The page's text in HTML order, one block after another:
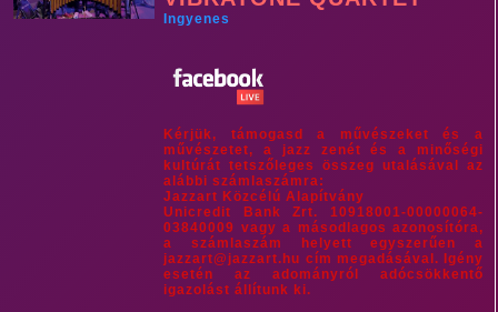
Ingyenes
Kérjük, támogasd a művészeket és a
művészetet, a jazz zenét és a minőségi
kultúrát tetszőleges összeg utalásával az
alábbi számlaszámra:
Jazzart Közcélú Alapítvány
Unicredit Bank Zrt. 10918001-00000064-
03840009 vagy a másodlagos azonosítóra,
a számlaszám helyett egyszerűen a
jazzart@jazzart.hu cím megadásával. Igény
esetén az adományról adócsökkentő
igazolást állítunk ki.